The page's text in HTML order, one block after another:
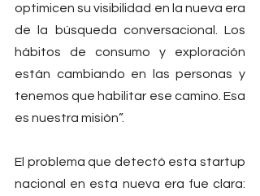
optimicen su visibilidad en la nueva era
de la búsqueda conversacional. Los
hábitos de consumo y exploración
están cambiando en las personas y
tenemos que habilitar ese camino. Esa
es nuestra misión”.
El problema que detectó esta startup
nacional en esta nueva era fue clara: